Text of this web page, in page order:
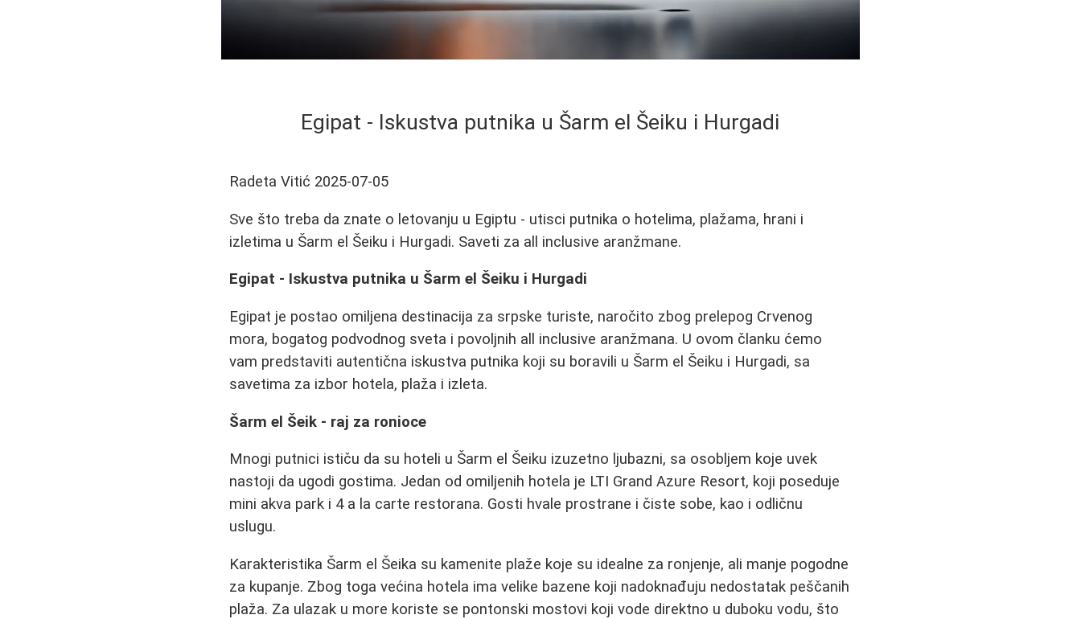
Egipat - Iskustva putnika u Šarm el Šeiku i Hurgadi
Radeta Vitić 2025-07-05
Sve što treba da znate o letovanju u Egiptu - utisci putnika o hotelima, plažama, hrani i
izletima u Šarm el Šeiku i Hurgadi. Saveti za all inclusive aranžmane.
Egipat - Iskustva putnika u Šarm el Šeiku i Hurgadi
Egipat je postao omiljena destinacija za srpske turiste, naročito zbog prelepog Crvenog
mora, bogatog podvodnog sveta i povoljnih all inclusive aranžmana. U ovom članku ćemo
vam predstaviti autentična iskustva putnika koji su boravili u Šarm el Šeiku i Hurgadi, sa
savetima za izbor hotela, plaža i izleta.
Šarm el Šeik - raj za ronioce
Mnogi putnici ističu da su hoteli u Šarm el Šeiku izuzetno ljubazni, sa osobljem koje uvek
nastoji da ugodi gostima. Jedan od omiljenih hotela je LTI Grand Azure Resort, koji poseduje
mini akva park i 4 a la carte restorana. Gosti hvale prostrane i čiste sobe, kao i odličnu
uslugu.
Karakteristika Šarm el Šeika su kamenite plaže koje su idealne za ronjenje, ali manje pogodne
za kupanje. Zbog toga većina hotela ima velike bazene koji nadoknađuju nedostatak peščanih
plaža. Za ulazak u more koriste se pontonski mostovi koji vode direktno u duboku vodu, što